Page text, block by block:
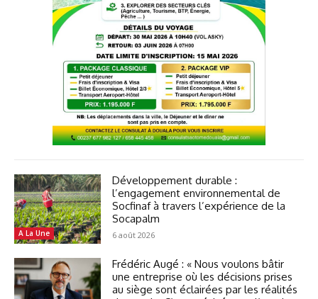
A La Une
Développement durable :
l’engagement environnemental de
Socfinaf à travers l’expérience de la
Socapalm
6 août 2026
Frédéric Augé : « Nous voulons bâtir
une entreprise où les décisions prises
au siège sont éclairées par les réalités